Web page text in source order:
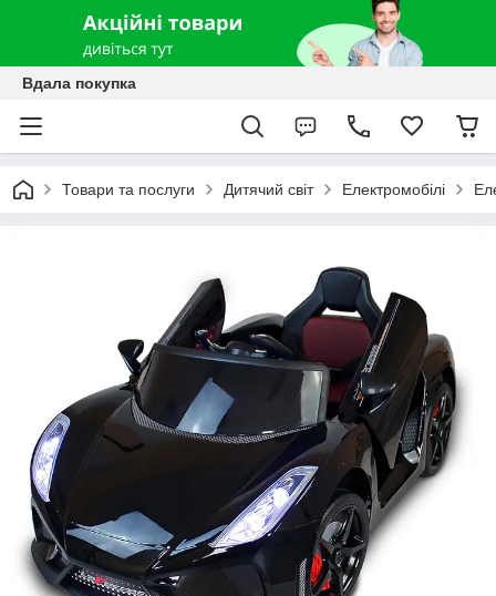
Вдала покупка
Товари та послуги Дитячий світ Електромобілі